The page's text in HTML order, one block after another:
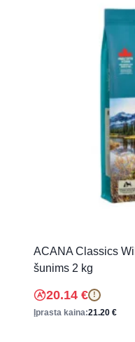
ACANA Classics
šunims 2 kg
20.14 € !
Įprasta kaina:21.20 €